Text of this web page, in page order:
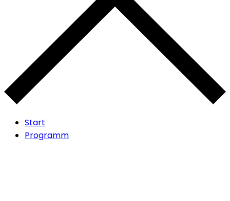
Start
Programm